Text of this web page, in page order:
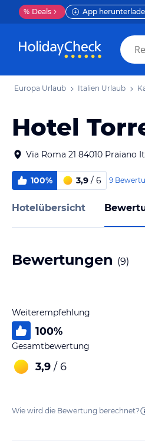
% Deals App
Europa Urlaub Italien Urlaub
Hotel
Via Roma 21 84010 Praiano
100% 3,9 / 6 9
Hotelübersicht
Bewertungen (9)
Weiterempfehlung
100%
Gesamtbewertung
3,9 / 6
Wie wird die Bewertung berechnet?